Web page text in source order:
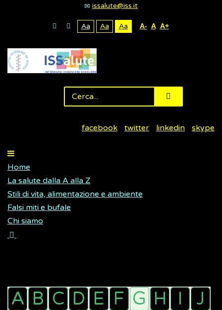
issalute@iss.it
Aa Aa Aa A- A A+
facebook twitter linkedin skype
Home
La salute dalla A alla Z
Stili di vita, alimentazione e ambiente
Falsi miti e bufale
Chi siamo